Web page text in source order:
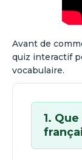
Avant de
quiz interactif
vocabulaire.
1.